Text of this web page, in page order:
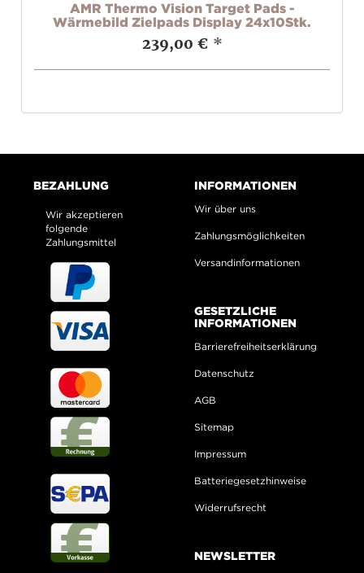
AMR Thermo Vision Target Pads -
Wärmebild Zielpads Display 24x10Stk.
239,00 € *
BEZAHLUNG
Wir akzeptieren
folgende
Zahlungsmittel
INFORMATIONEN
Wir über uns
Zahlungsmöglichkeiten
Versandinformationen
GESETZLICHE
INFORMATIONEN
Barrierefreiheitserklärung
Datenschutz
AGB
Sitemap
Impressum
Batteriegesetzhinweise
Widerrufsrecht
NEWSLETTER